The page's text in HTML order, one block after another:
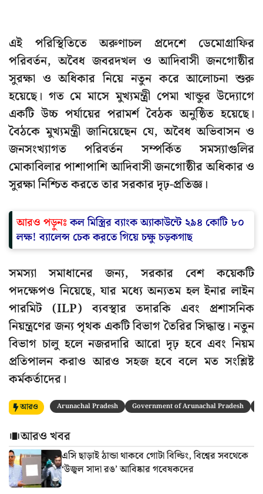
এই পরিস্থিতিতে অরুণাচল প্রদেশে ডেমোগ্রাফির
পরিবর্তন, অবৈধ জবরদখল ও আদিবাসী জনগোষ্ঠীর
সুরক্ষা ও অধিকার নিয়ে নতুন করে আলোচনা শুরু
হয়েছে। গত মে মাসে মুখ্যমন্ত্রী পেমা খান্ডুর উদ্যোগে
একটি উচ্চ পর্যায়ের পরামর্শ বৈঠক অনুষ্ঠিত হয়েছে।
বৈঠকে মুখ্যমন্ত্রী জানিয়েছেন যে, অবৈধ অভিবাসন ও
জনসংখ্যাগত পরিবর্তন সম্পর্কিত সমস্যাগুলির
মোকাবিলার পাশাপাশি আদিবাসী জনগোষ্ঠীর অধিকার ও
সুরক্ষা নিশ্চিত করতে তার সরকার দৃঢ়-প্রতিজ্ঞ।
আরও পড়ুনঃকল মিস্ত্রির ব্যাংক অ্যাকাউন্টে ২৯৪ কোটি ৮০
লক্ষ! ব্যালেন্স চেক করতে গিয়ে চক্ষু চড়কগাছ
সমস্যা সমাধানের জন্য, সরকার বেশ কয়েকটি
পদক্ষেপও নিয়েছে, যার মধ্যে অন্যতম হল ইনার লাইন
পারমিট (ILP) ব্যবস্থার তদারকি এবং প্রশাসনিক
নিয়ন্ত্রণের জন্য পৃথক একটি বিভাগ তৈরির সিদ্ধান্ত। নতুন
বিভাগ চালু হলে নজরদারি আরো দৃঢ় হবে এবং নিয়ম
প্রতিপালন করাও আরও সহজ হবে বলে মত সংশ্লিষ্ট
কর্মকর্তাদের।
আরও Arunachal Pradesh Government of Arunachal Pradesh
আরও খবর
এসি ছাড়াই ঠান্ডা থাকবে গোটা বিল্ডিং, বিশ্বের সবথেকে
‘উজ্বল সাদা রঙ’ আবিষ্কার গবেষকদের